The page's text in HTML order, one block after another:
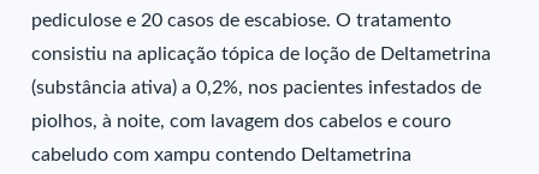
pediculose e 20 casos de escabiose. O tratamento
consistiu na aplicação tópica de loção de Deltametrina
(substância ativa) a 0,2%, nos pacientes infestados de
piolhos, à noite, com lavagem dos cabelos e couro
cabeludo com xampu contendo Deltametrina